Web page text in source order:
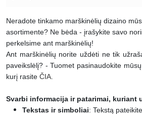
Neradote tinkamo marškinėlių dizaino
asortimente? Ne bėda - įrašykite savo
perkelsime ant marškinėlių!
Ant marškinėlių norite uždėti ne tik
paveikslėlį? - Tuomet pasinaudokite
kurį rasite ČIA.
Svarbi informacija ir patarimai, kuriant
Tekstas ir simboliai: Tekstą